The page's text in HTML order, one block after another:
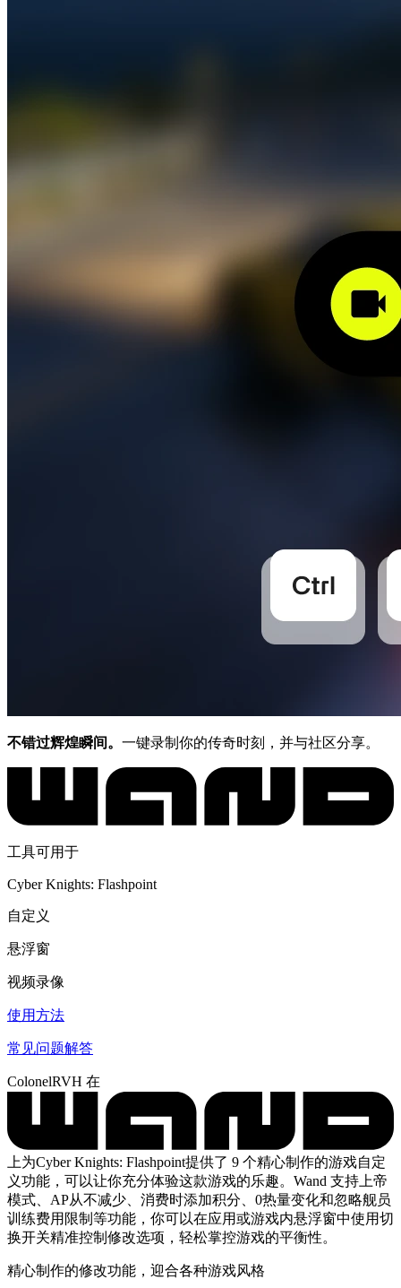
不错过辉煌瞬间。 一键录制你的传奇时刻，并与社区分享。
工具可用于
Cyber Knights: Flashpoint
自定义
悬浮窗
视频录像
使用方法
常见问题解答
ColonelRVH 在
上为Cyber Knights: Flashpoint提供了 9 个精心制作的游戏自定
义功能，可以让你充分体验这款游戏的乐趣。Wand 支持上帝
模式、AP从不减少、消费时添加积分、0热量变化和忽略舰员
训练费用限制等功能，你可以在应用或游戏内悬浮窗中使用切
换开关精准控制修改选项，轻松掌控游戏的平衡性。
精心制作的修改功能，迎合各种游戏风格